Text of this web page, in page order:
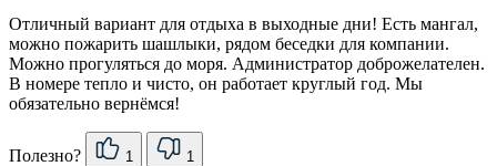
Отличный вариант для отдыха в выходные дни! Есть мангал,
можно пожарить шашлыки, рядом беседки для компании.
Можно прогуляться до моря. Администратор доброжелателен.
В номере тепло и чисто, он работает круглый год. Мы
обязательно вернёмся!
Полезно? 1 1